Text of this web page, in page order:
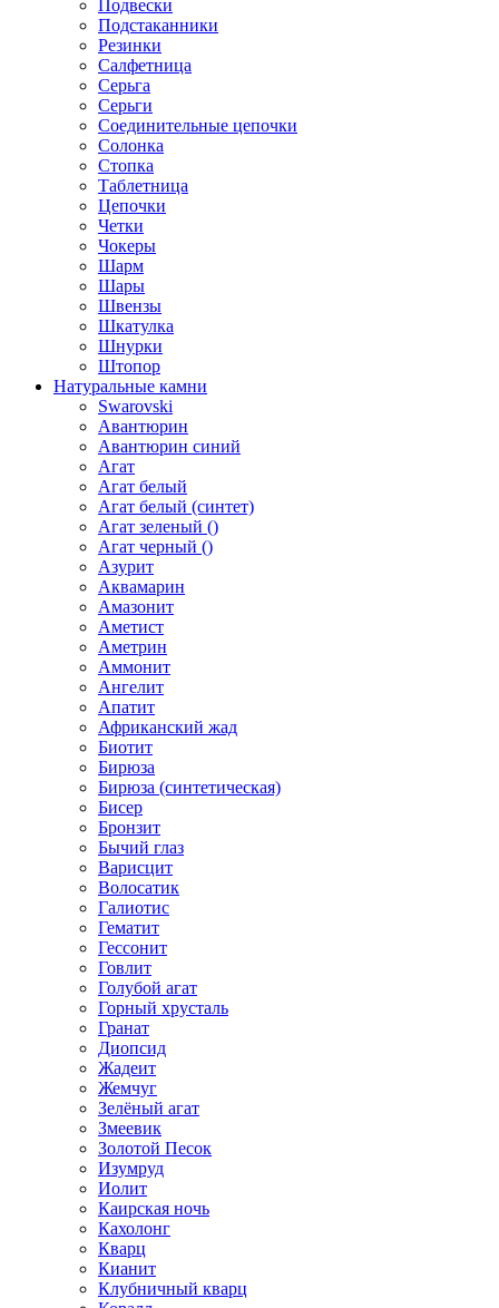
Подвески
Подстаканники
Резинки
Салфетница
Серьга
Серьги
Соединительные цепочки
Солонка
Стопка
Таблетница
Цепочки
Четки
Чокеры
Шарм
Шары
Швензы
Шкатулка
Шнурки
Штопор
Натуральные камни
Swarovski
Авантюрин
Авантюрин синий
Агат
Агат белый
Агат белый (синтет)
Агат зеленый ()
Агат черный ()
Азурит
Аквамарин
Амазонит
Аметист
Аметрин
Аммонит
Ангелит
Апатит
Африканский жад
Биотит
Бирюза
Бирюза (синтетическая)
Бисер
Бронзит
Бычий глаз
Варисцит
Волосатик
Галиотис
Гематит
Гессонит
Говлит
Голубой агат
Горный хрусталь
Гранат
Диопсид
Жадеит
Жемчуг
Зелёный агат
Змеевик
Золотой Песок
Изумруд
Иолит
Каирская ночь
Кахолонг
Кварц
Кианит
Клубничный кварц